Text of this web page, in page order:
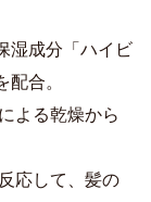
湿成分「ハイビ
合。
よる乾燥から
応して、髪の